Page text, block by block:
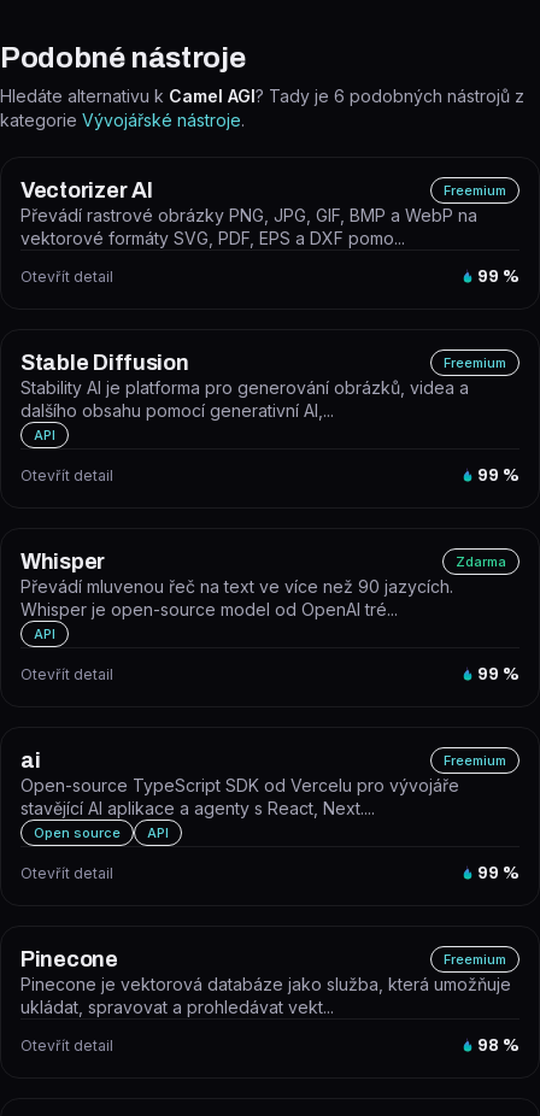
Podobné nástroje
Hledáte alternativu k Camel AGI? Tady je 6 podobných nástrojů z
kategorie Vývojářské nástroje.
Vectorizer AI Freemium
Převádí rastrové obrázky PNG, JPG, GIF, BMP a WebP na
vektorové formáty SVG, PDF, EPS a DXF pomo...
Otevřít detail 99 %
Stable Diffusion Freemium
Stability AI je platforma pro generování obrázků, videa a
dalšího obsahu pomocí generativní AI,...
API
Otevřít detail 99 %
Whisper Zdarma
Převádí mluvenou řeč na text ve více než 90 jazycích.
Whisper je open-source model od OpenAI tré...
API
Otevřít detail 99 %
ai Freemium
Open-source TypeScript SDK od Vercelu pro vývojáře
stavějící AI aplikace a agenty s React, Next....
Open source API
Otevřít detail 99 %
Pinecone Freemium
Pinecone je vektorová databáze jako služba, která umožňuje
ukládat, spravovat a prohledávat vekt...
Otevřít detail 98 %